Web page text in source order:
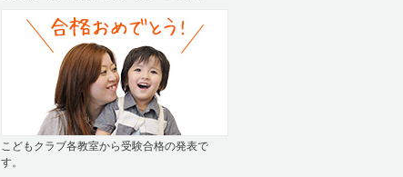
こどもクラブ各教室から受験合格の発表で
す。